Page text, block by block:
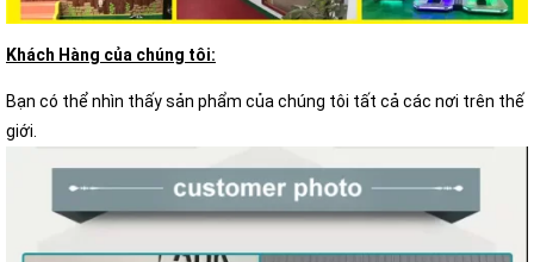
Khách Hàng của chúng tôi:
Bạn có thể nhìn thấy sản phẩm của chúng tôi tất cả các nơi trên thế
giới.